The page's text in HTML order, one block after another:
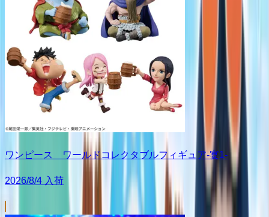
ワンピース ワールドコレクタブルフィギュア-宴1-
2026/8/4 入荷